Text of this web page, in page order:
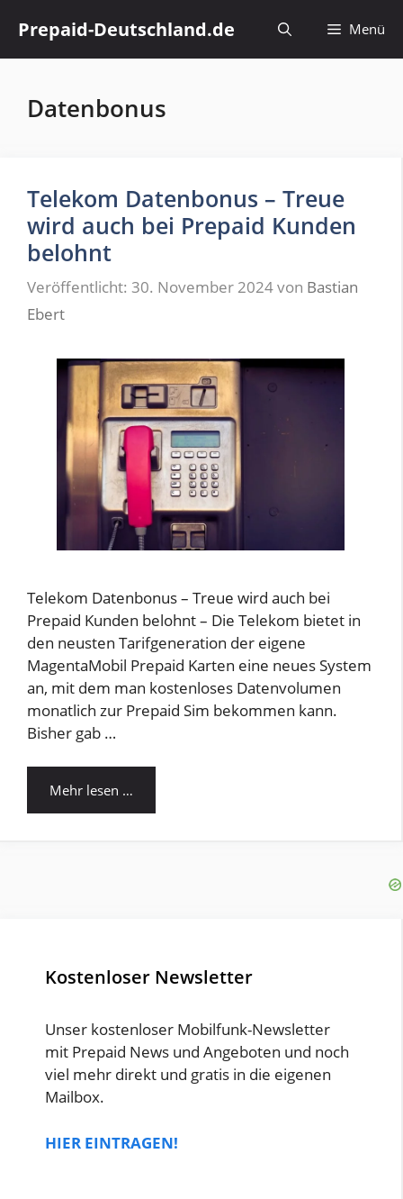
Inhalt
springen
Prepaid-Deutschland.de Menü
Datenbonus
Telekom Datenbonus – Treue
wird auch bei Prepaid Kunden
belohnt
Veröffentlicht: 30. November 2024von Bastian
Ebert
Telekom Datenbonus – Treue wird auch bei
Prepaid Kunden belohnt – Die Telekom bietet in
den neusten Tarifgeneration der eigene
MagentaMobil Prepaid Karten eine neues System
an, mit dem man kostenloses Datenvolumen
monatlich zur Prepaid Sim bekommen kann.
Bisher gab …
Mehr lesen …
Kostenloser Newsletter
Unser kostenloser Mobilfunk-Newsletter
mit Prepaid News und Angeboten und noch
viel mehr direkt und gratis in die eigenen
Mailbox.
HIER EINTRAGEN!